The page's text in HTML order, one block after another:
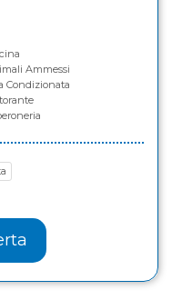
Ammessi
Condizionata